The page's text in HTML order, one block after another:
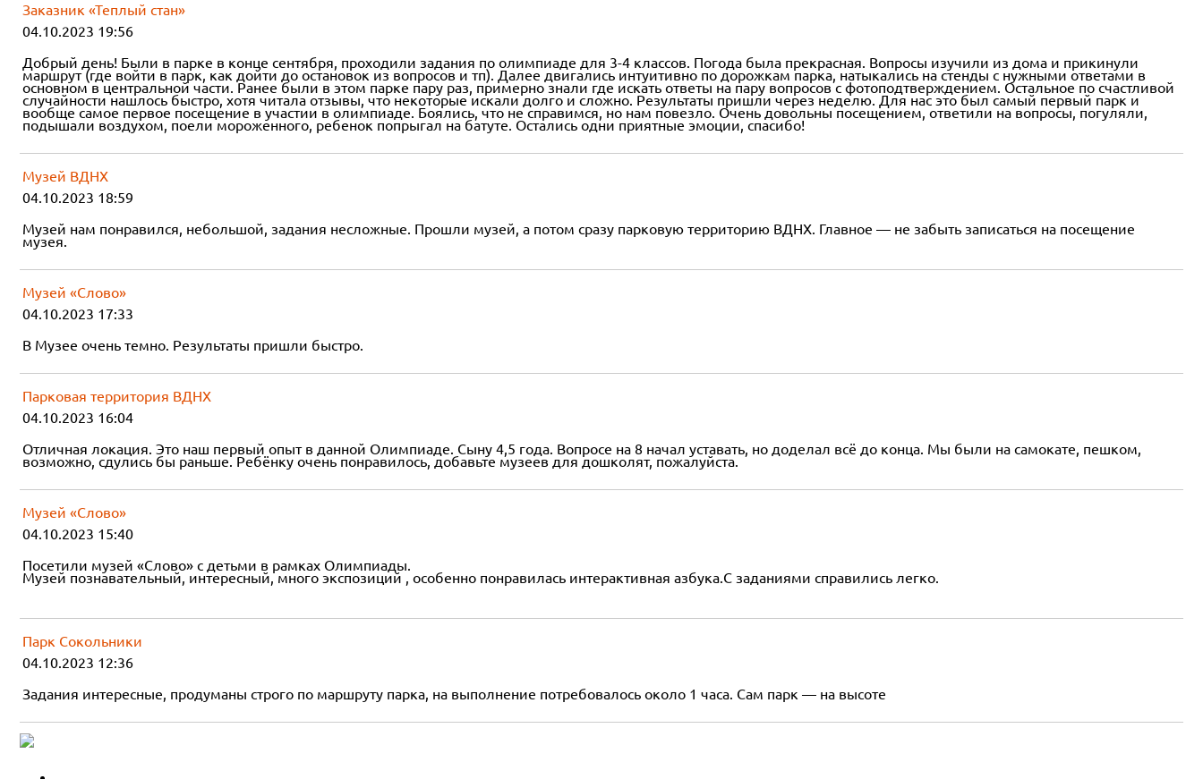
Заказник «Теплый стан»
04.10.2023 19:56
Добрый день! Были в парке в конце сентября, проходили задания по олимпиаде для 3-4 классов. Погода была прекрасная. Вопросы изучили из дома и прикинули
маршрут (где войти в парк, как дойти до остановок из вопросов и тп). Далее двигались интуитивно по дорожкам парка, натыкались на стенды с нужными ответами в
основном в центральной части. Ранее были в этом парке пару раз, примерно знали где искать ответы на пару вопросов с фотоподтверждением. Остальное по счастливой
случайности нашлось быстро, хотя читала отзывы, что некоторые искали долго и сложно. Результаты пришли через неделю. Для нас это был самый первый парк и
вообще самое первое посещение в участии в олимпиаде. Боялись, что не справимся, но нам повезло. Очень довольны посещением, ответили на вопросы, погуляли,
подышали воздухом, поели мороженного, ребенок попрыгал на батуте. Остались одни приятные эмоции, спасибо!
Музей ВДНХ
04.10.2023 18:59
Музей нам понравился, небольшой, задания несложные. Прошли музей, а потом сразу парковую территорию ВДНХ. Главное — не забыть записаться на посещение
музея.
Музей «Слово»
04.10.2023 17:33
В Музее очень темно. Результаты пришли быстро.
Парковая территория ВДНХ
04.10.2023 16:04
Отличная локация. Это наш первый опыт в данной Олимпиаде. Сыну 4,5 года. Вопросе на 8 начал уставать, но доделал всё до конца. Мы были на самокате, пешком,
возможно, сдулись бы раньше. Ребёнку очень понравилось, добавьте музеев для дошколят, пожалуйста.
Музей «Слово»
04.10.2023 15:40
Посетили музей «Слово» с детьми в рамках Олимпиады.
Музей познавательный, интересный, много экспозиций , особенно понравилась интерактивная азбука.С заданиями справились легко.
Парк Сокольники
04.10.2023 12:36
Задания интересные, продуманы строго по маршруту парка, на выполнение потребовалось около 1 часа. Сам парк — на высоте